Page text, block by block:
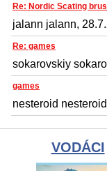
Re: Nordic Scating
jalann jalann,
Re: games
sokarovskiy
games
nesteroid
VODÁCI